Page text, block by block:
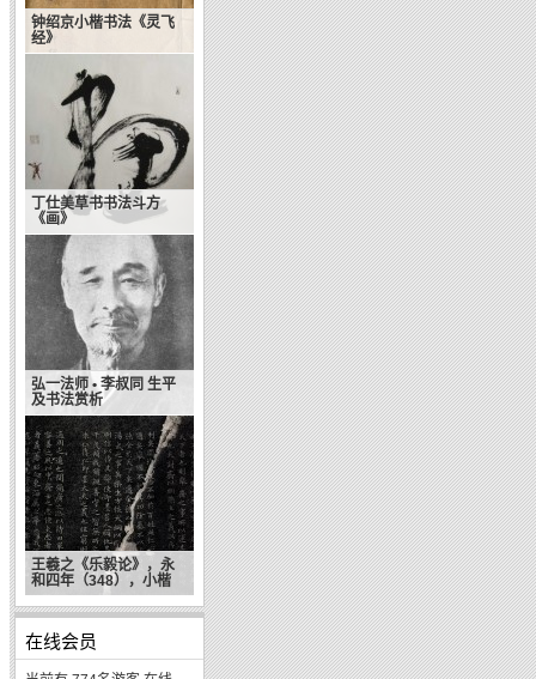
钟绍京小楷书法《灵飞
经》
丁仕美草书书法斗方
《画》
弘一法师 • 李叔同 生平
及书法赏析
王羲之《乐毅论》，永
和四年（348），小楷
在线会员